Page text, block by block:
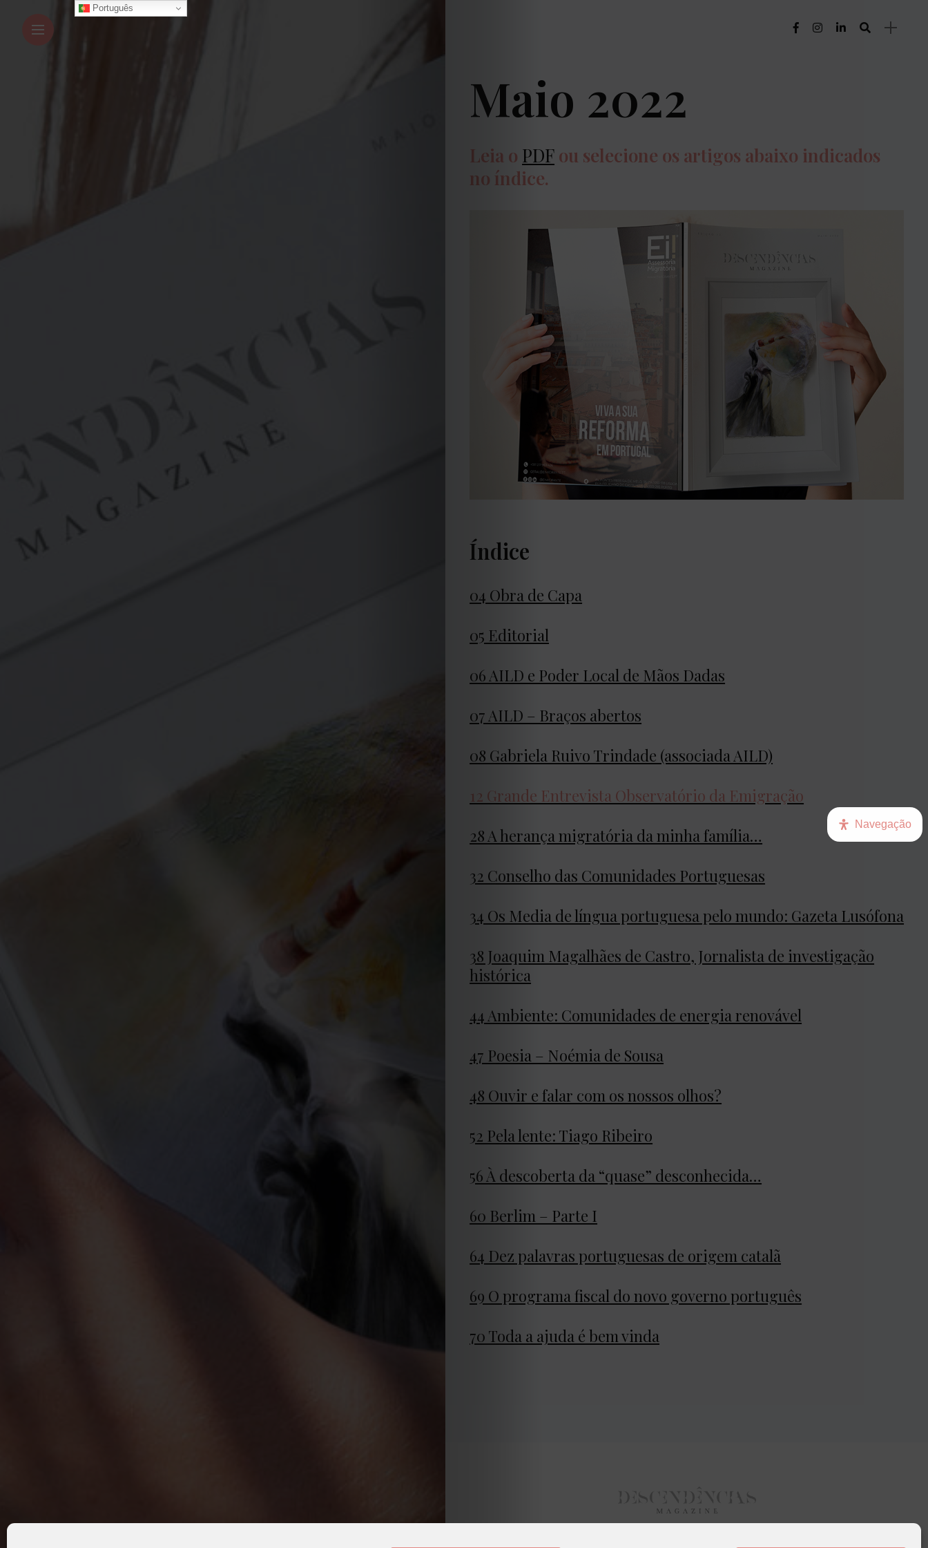
EDIÇÃO
DE
2025
2024
2023
2022
2021
Obras
de
Capa
Contactos
Estatuto
Editorial
Política
de
e
Condições
Maio 2022
Leia o PDF ou selecione os artigos abaixo indicados
no índice.
Índice
04 Obra de Capa
05 Editorial
06 AILD e Poder Local de Mãos Dadas
07 AILD – Braços abertos
08 Gabriela Ruivo Trindade (associada AILD)
12 Grande Entrevista Observatório da Emigração
28 A herança migratória da minha família…
32 Conselho das Comunidades Portuguesas
34 Os Media de língua portuguesa pelo mundo: Gazeta Lusófona
38 Joaquim Magalhães de Castro, Jornalista de investigação
histórica
44 Ambiente: Comunidades de energia renovável
47 Poesia – Noémia de Sousa
48 Ouvir e falar com os nossos olhos?
52 Pela lente: Tiago Ribeiro
56 À descoberta da “quase” desconhecida…
60 Berlim – Parte I
64 Dez palavras portuguesas de origem catalã
69 O programa fiscal do novo governo português
70 Toda a ajuda é bem vinda
Português
Navegação